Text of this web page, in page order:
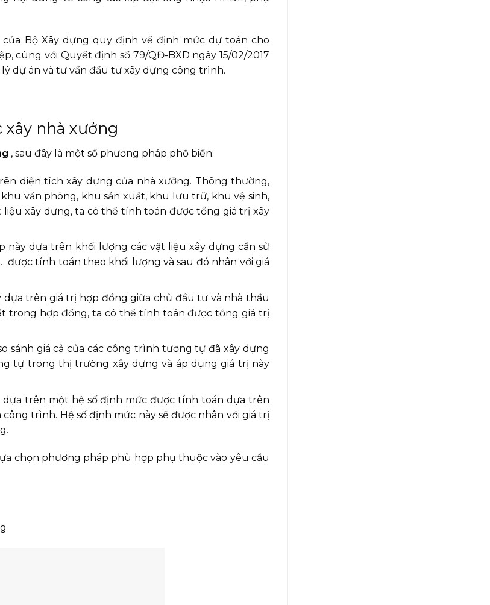
của Bộ Xây dựng quy định về định mức dự toán cho
cùng với Quyết định số 79/QĐ-BXD ngày 15/02/2017
dự án và tư vấn đầu tư xây dựng công trình.
nhà xưởng
, sau đây là một số phương pháp phổ biến:
diện tích xây dựng của nhà xưởng. Thông thường,
văn phòng, khu sản xuất, khu lưu trữ, khu vệ sinh,
liệu xây dựng, ta có thể tính toán được tổng giá trị xây
dựa trên khối lượng các vật liệu xây dựng cần sử
được tính toán theo khối lượng và sau đó nhân với giá
trên giá trị hợp đồng giữa chủ đầu tư và nhà thầu
trong hợp đồng, ta có thể tính toán được tổng giá trị
sánh giá cả của các công trình tương tự đã xây dựng
tự trong thị trường xây dựng và áp dụng giá trị này
trên một hệ số định mức được tính toán dựa trên
trình. Hệ số định mức này sẽ được nhân với giá trị
chọn phương pháp phù hợp phụ thuộc vào yêu cầu